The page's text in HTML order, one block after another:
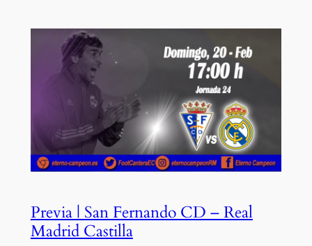
Previa | San Fernando CD – Real
Madrid Castilla